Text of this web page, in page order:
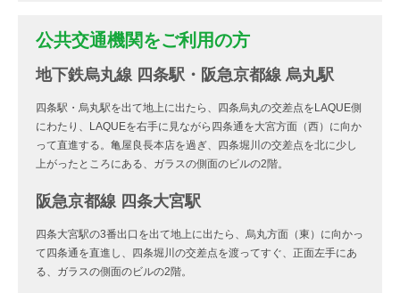
公共交通機関をご利用の方
地下鉄烏丸線 四条駅・阪急京都線 烏丸駅
四条駅・烏丸駅を出て地上に出たら、四条烏丸の交差点をLAQUE側
にわたり、LAQUEを右手に見ながら四条通を大宮方面（西）に向か
って直進する。亀屋良長本店を過ぎ、四条堀川の交差点を北に少し
上がったところにある、ガラスの側面のビルの2階。
阪急京都線 四条大宮駅
四条大宮駅の3番出口を出て地上に出たら、烏丸方面（東）に向かっ
て四条通を直進し、四条堀川の交差点を渡ってすぐ、正面左手にあ
る、ガラスの側面のビルの2階。